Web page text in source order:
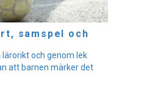
samspel och
lärorikt och genom lek
att barnen märker det